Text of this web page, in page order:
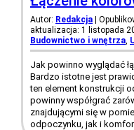
Autor: Redakcja |
aktualizacja: 1 listopada
Budownictwo i wnętrza
Jak powinno wyglądać
Bardzo istotne jest
ten element konstrukcji
powinny współgrać
znajdującymi się w
odpoczynku, jak i